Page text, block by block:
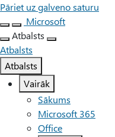
Pāriet uz galveno saturu
Microsoft
Atbalsts
Atbalsts
Atbalsts
Vairāk
Sākums
Microsoft 365
Office